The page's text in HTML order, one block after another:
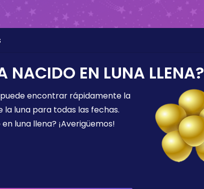
NACIDO EN LUNA LLENA?
encontrar rápidamente la
la luna para todas las fechas.
en luna llena? ¡Averigüemos!